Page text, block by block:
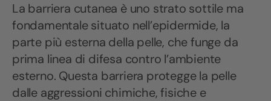
La barriera cutanea è uno strato sottile ma
fondamentale situato nell’epidermide, la
parte più esterna della pelle, che funge da
prima linea di difesa contro l’ambiente
esterno. Questa barriera protegge la pelle
dalle aggressioni chimiche, fisiche e